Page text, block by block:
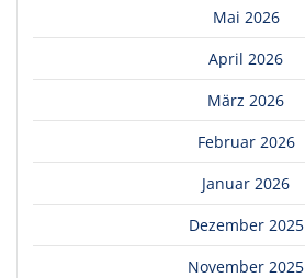
Mai 2026
April 2026
März 2026
Februar 2026
Januar 2026
Dezember 2025
November 2025